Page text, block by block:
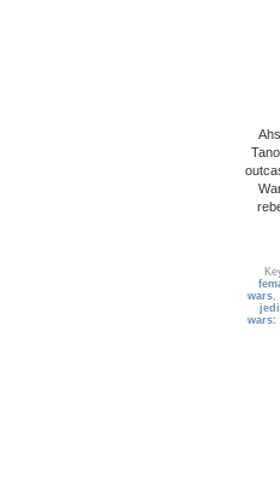
wars,
wars: